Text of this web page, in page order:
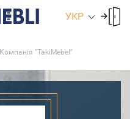
УКР
Компанія "TakiMebel"